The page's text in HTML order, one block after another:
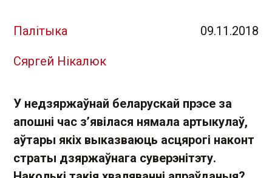
Палітыка 09.11.2018
Сяргей Нікалюк
У недзяржаўнай беларускай прэсе за
апошні час з’явілася нямала артыкулаў,
аўтары якіх выказваюць асцярогі наконт
страты дзяржаўнага суверэнітэту.